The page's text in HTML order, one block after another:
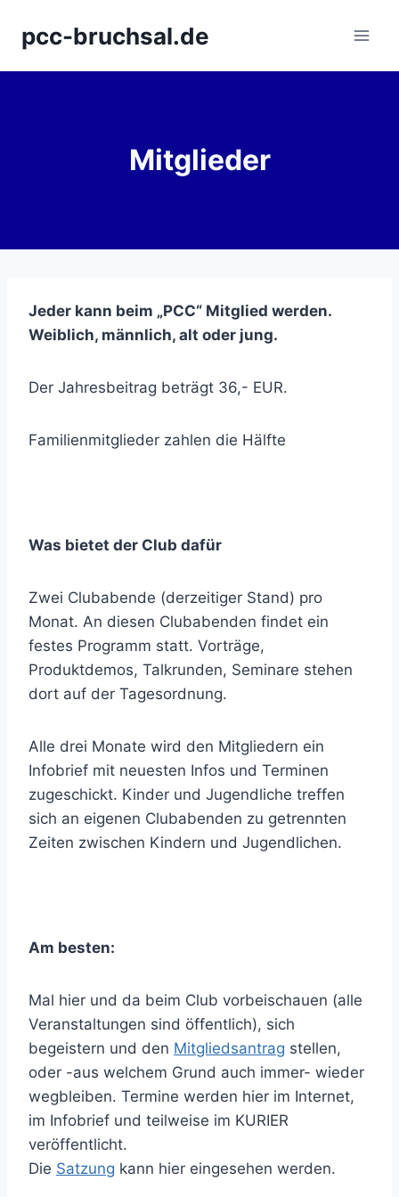
Inhaltpcc-bruchsal.de
Mitglieder
Jeder kann beim „PCC“ Mitglied werden.
Weiblich, männlich, alt oder jung.
Der Jahresbeitrag beträgt 36,- EUR.
Familienmitglieder zahlen die Hälfte
Was bietet der Club dafür
Zwei Clubabende (derzeitiger Stand) pro
Monat. An diesen Clubabenden findet ein
festes Programm statt. Vorträge,
Produktdemos, Talkrunden, Seminare stehen
dort auf der Tagesordnung.
Alle drei Monate wird den Mitgliedern ein
Infobrief mit neuesten Infos und Terminen
zugeschickt. Kinder und Jugendliche treffen
sich an eigenen Clubabenden zu getrennten
Zeiten zwischen Kindern und Jugendlichen.
Am besten:
Mal hier und da beim Club vorbeischauen (alle
Veranstaltungen sind öffentlich), sich
begeistern und den Mitgliedsantrag stellen,
oder -aus welchem Grund auch immer- wieder
wegbleiben. Termine werden hier im Internet,
im Infobrief und teilweise im KURIER
veröffentlicht.
Die Satzung kann hier eingesehen werden.